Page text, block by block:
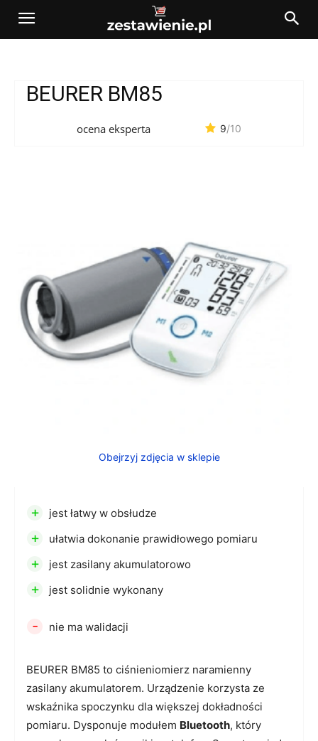
BEURER BM85
ocena eksperta 9/10
Obejrzyj zdjęcia w sklepie
BEURER BM85 to ciśnieniomierz naramienny
zasilany akumulatorem. Urządzenie korzysta ze
wskaźnika spoczynku dla większej dokładności
pomiaru. Dysponuje modułem Bluetooth, który
+ jest łatwy w obsłudze
+ ułatwia dokonanie prawidłowego pomiaru
+ jest zasilany akumulatorowo
+ jest solidnie wykonany
- nie ma walidacji